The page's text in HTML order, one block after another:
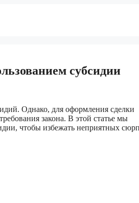
субсидии
Однако, для оформления сделки
закона. В этой статье мы
чтобы избежать неприятных